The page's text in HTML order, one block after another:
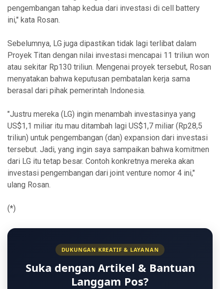
pengembangan tahap kedua dari investasi di cell battery
ini," kata Rosan.
Sebelumnya, LG juga dipastikan tidak lagi terlibat dalam
Proyek Titan dengan nilai investasi mencapai 11 triliun won
atau sekitar Rp130 triliun. Mengenai proyek tersebut, Rosan
menyatakan bahwa keputusan pembatalan kerja sama
berasal dari pihak pemerintah Indonesia.
"Justru mereka (LG) ingin menambah investasinya yang
US$1,1 miliar itu mau ditambah lagi US$1,7 miliar (Rp28,5
triliun) untuk pengembangan (dan) expansion dari investasi
tersebut. Jadi, yang ingin saya sampaikan bahwa komitmen
dari LG itu tetap besar. Contoh konkretnya mereka akan
investasi pengembangan dari joint venture nomor 4 ini,"
ulang Rosan.
(*)
DUKUNGAN KREATIF & LAYANAN
Suka dengan Artikel & Bantuan
Langgam Pos?